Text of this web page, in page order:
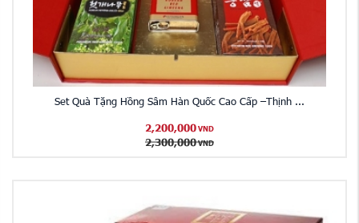
Set Quà Tặng Hồng Sâm Hàn Quốc Cao Cấp –Thịnh ...
2,200,000 VND
2,300,000 VND